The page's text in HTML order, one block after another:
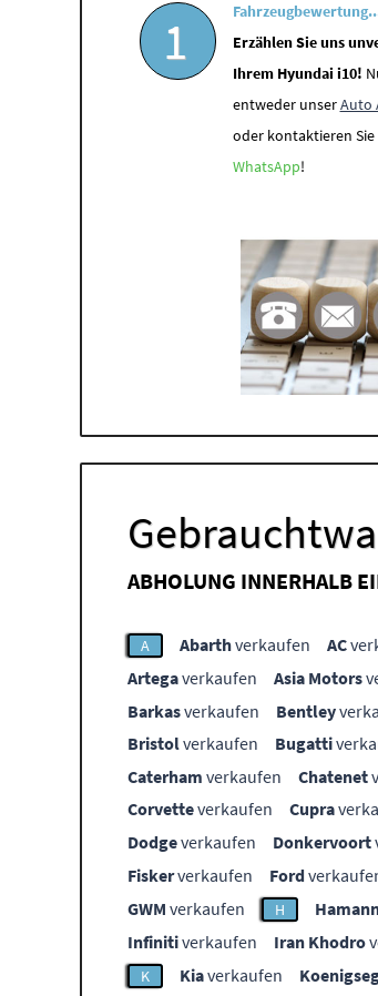
1
Erzählen Sie uns
Ihrem Hyundai i10!
entweder unserAuto
oder kontaktieren
WhatsApp!
ABHOLUNG INNERHALB
A Abarthverkaufen AC
Artegaverkaufen Asia Motors
Barkasverkaufen Bentley
Bristolverkaufen Bugatti
Caterham verkaufen Chatenet
Corvetteverkaufen Cupra
Dodgeverkaufen Donkervoort
Fiskerverkaufen Ford
GWM verkaufen H
Infinitiverkaufen Iran Khodro
K Kiaverkaufen